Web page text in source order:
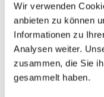
Wir verwenden
anbieten zu können
Informationen zu
Analysen weiter.
zusammen, die Sie
gesammelt haben.
Anzahl Aktien